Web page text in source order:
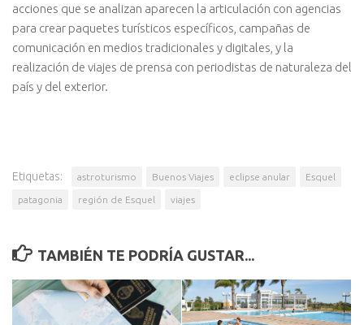
acciones que se analizan aparecen la articulación con agencias
para crear paquetes turísticos específicos, campañas de
comunicación en medios tradicionales y digitales, y la
realización de viajes de prensa con periodistas de naturaleza del
país y del exterior.
Etiquetas: astroturismo Buenos Viajes eclipse anular Esquel
patagonia región de Esquel viajes
TAMBIÉN TE PODRÍA GUSTAR...